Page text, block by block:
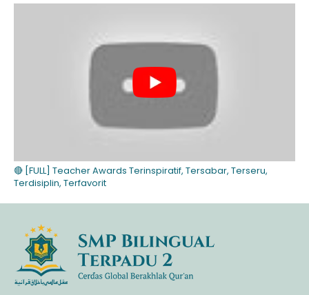
🔴 [FULL] Teacher Awards Terinspiratif, Tersabar, Terseru,
Terdisiplin, Terfavorit